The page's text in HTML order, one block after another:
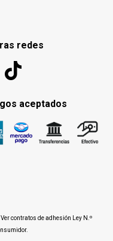
redes
aceptados
Ver contratos de adhesión Ley N.º
.